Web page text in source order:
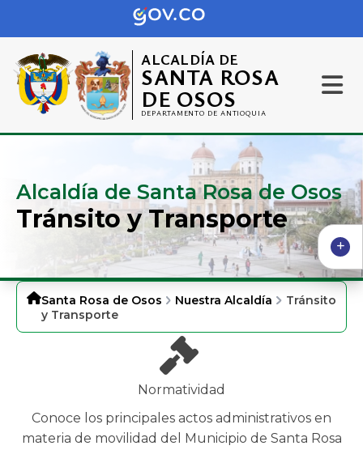
ALCALDÍA DE
SANTA ROSA
DE OSOS
DEPARTAMENTO DE ANTIOQUIA
Alcaldía de Santa Rosa de Osos
Tránsito y Transporte
Santa Rosa de Osos Nuestra Alcaldía
Tránsito
y Transporte
​ ​
Normatividad​
Conoce los principales actos administrativos en
materia de movilidad del Municipio de Santa Rosa